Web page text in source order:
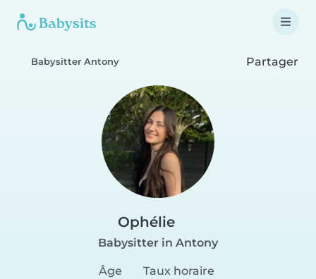
Babysitter Antony Partager
Ophélie
Babysitter in Antony
Âge
Taux horaire